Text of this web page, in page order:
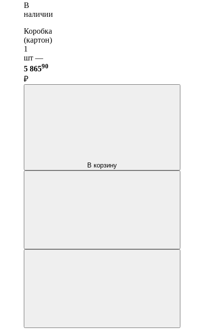
В
наличии
Коробка
(картон)
1
шт —
5 86590
₽
В корзину